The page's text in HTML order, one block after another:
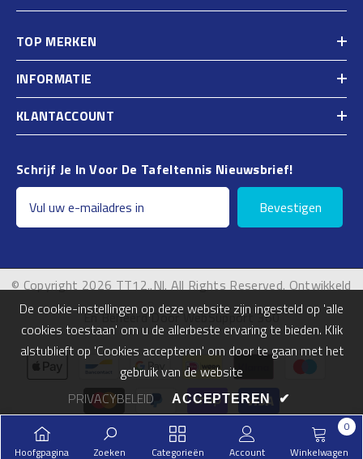
TOP MERKEN
INFORMATIE
KLANTACCOUNT
Schrijf Je In Voor De Tafeltennis Nieuwsbrief!
Bevestigen
© Copyright 2026 TT12..nl. All Rights Reserved. Ontwikkeld
En Beheerd Door WebSupport 360
Betalingsmogelijkheden
Hoofgpagina Zoeken Categorieën Account Winkelwagen
0
De cookie-instellingen op deze website zijn ingesteld op 'alle
cookies toestaan' om u de allerbeste ervaring te bieden. Klik
alstublieft op 'Cookies accepteren' om door te gaan met het
gebruik van de website
PRIVACYBELEID
ACCEPTEREN ✔